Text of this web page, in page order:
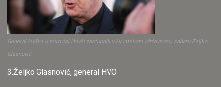
General HVO-a u mirovini i bivši zastupnik u Hrvatskom (državnom) saboru Željko
Glasnović
3.Željko Glasnović, general HVO